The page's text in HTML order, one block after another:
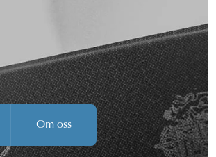
Om oss